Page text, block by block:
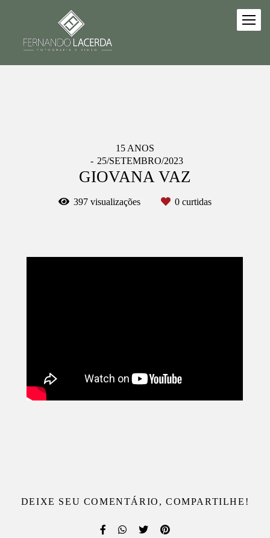
15 ANOS
25/SETEMBRO/2023
GIOVANA VAZ
397 visualizações 0 curtidas
DEIXE SEU COMENTÁRIO, COMPARTILHE!